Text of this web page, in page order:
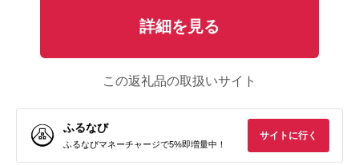
詳細を見る
この返礼品の取扱いサイト
ふるなび
ふるなびマネーチャージで5%即増量中！
サイトに行く